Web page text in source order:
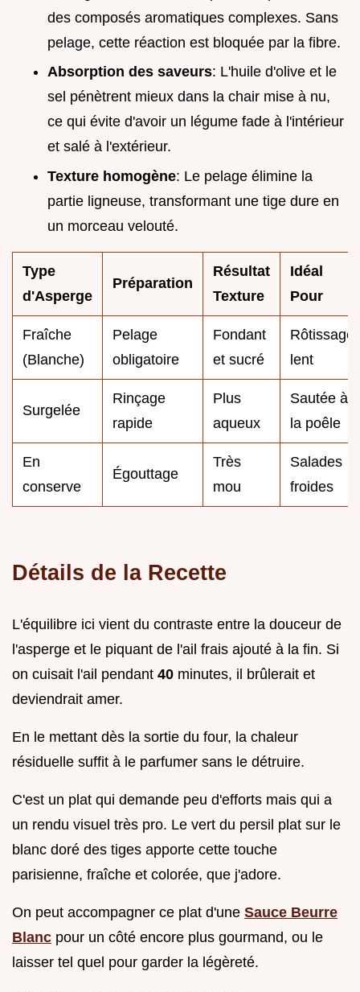
des composés aromatiques complexes. Sans
pelage, cette réaction est bloquée par la fibre.
Absorption des saveurs: L'huile d'olive et le
sel pénètrent mieux dans la chair mise à nu,
ce qui évite d'avoir un légume fade à l'intérieur
et salé à l'extérieur.
Texture homogène: Le pelage élimine la
partie ligneuse, transformant une tige dure en
un morceau velouté.
Type
d'Asperge
Préparation
Résultat
Texture
Idéal
Pour
Fraîche
(Blanche)
Pelage
obligatoire
Fondant
et sucré
Rôtissage
lent
Surgelée
Rinçage
rapide
Plus
aqueux
Sautée à
la poêle
En
conserve
Égouttage
Très
mou
Salades
froides
Détails de la Recette
L'équilibre ici vient du contraste entre la douceur de
l'asperge et le piquant de l'ail frais ajouté à la fin. Si
on cuisait l'ail pendant 40 minutes, il brûlerait et
deviendrait amer.
En le mettant dès la sortie du four, la chaleur
résiduelle suffit à le parfumer sans le détruire.
C'est un plat qui demande peu d'efforts mais qui a
un rendu visuel très pro. Le vert du persil plat sur le
blanc doré des tiges apporte cette touche
parisienne, fraîche et colorée, que j'adore.
On peut accompagner ce plat d'une Sauce Beurre
Blanc pour un côté encore plus gourmand, ou le
laisser tel quel pour garder la légèreté.